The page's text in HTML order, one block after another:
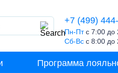
+7 (499)
Пн-Птс 7:00 до
Сб-Вс с 8:00 до
Программа